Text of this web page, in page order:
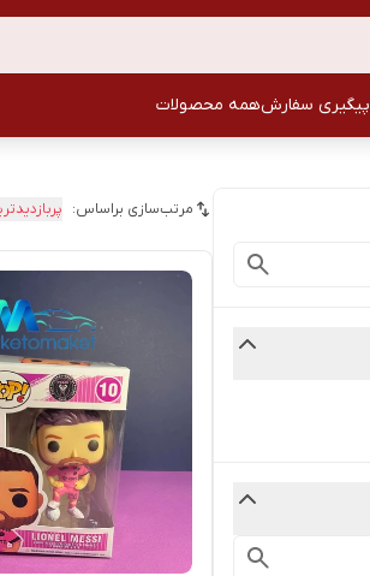
پیگیری سفارشهمه محصولات
مرتب‌سازی براساس: